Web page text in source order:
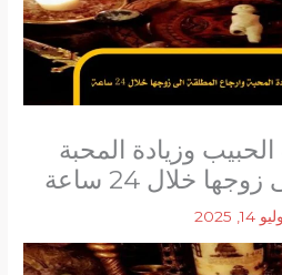
وزيادة المحبة
خلال 24 ساعة
14, 2025